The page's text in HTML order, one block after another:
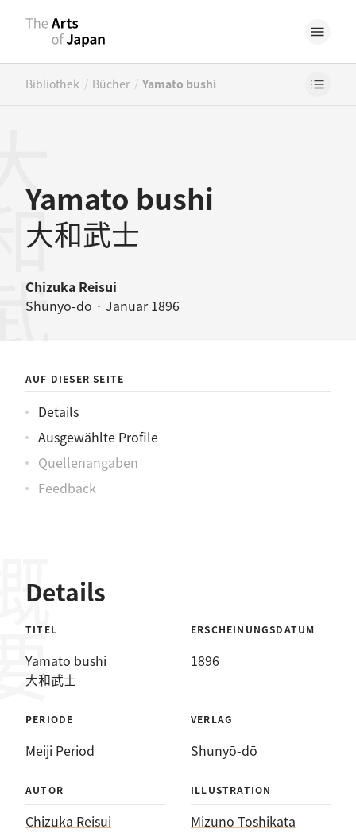
Bibliothek / Bücher / Yamato bushi
Yamato bushi
大和武士
Chizuka Reisui
Shunyō-dō · Januar 1896
士
AUF DIESER SEITE
Details
Ausgewählte Profile
Quellenangaben
Feedback
Details
TITEL
Yamato bushi
大和武士
ERSCHEINUNGSDATUM
1896
PERIODE
Meiji Period
VERLAG
Shunyō-dō
AUTOR
Chizuka Reisui
ILLUSTRATION
Mizuno Toshikata